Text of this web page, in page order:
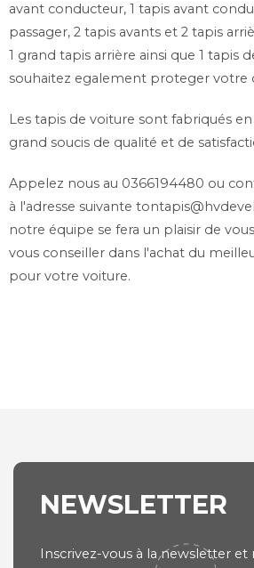
avant conducteur, 1 tapis avant
passager, 2 tapis avants et 2 tapis
1 grand tapis arrière ainsi que 1 tapis
souhaitez egalement proteger votre
Les tapis de voiture sont fabriqués en
grand soucis de qualité et de
Appelez nous au 0366194480 ou
à l'adresse suivante
notre équipe se fera un plaisir de
vous conseiller dans l'achat du
pour votre voiture.
NEWSLETTER
Inscrivez-vous à la newsletter et